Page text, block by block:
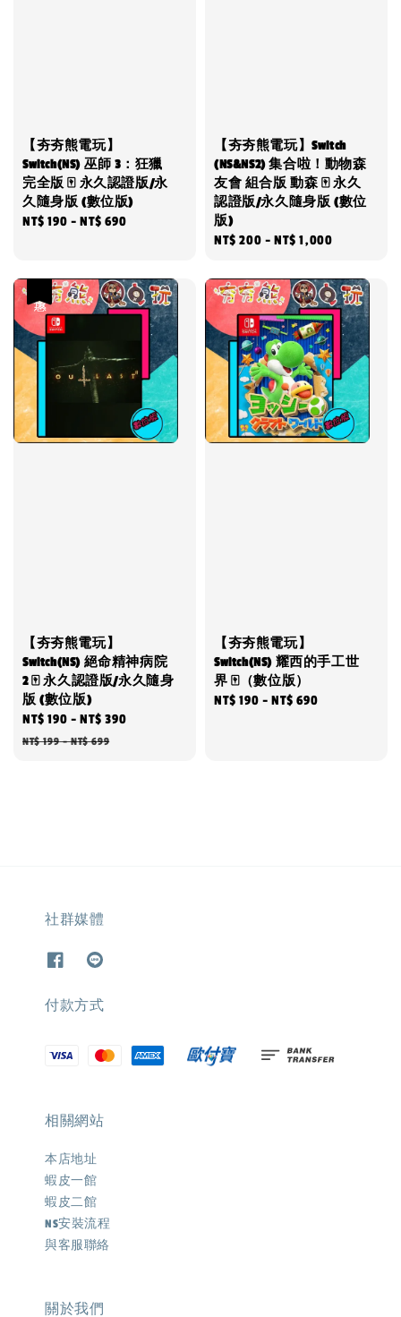
【夯夯熊電玩】
Switch(NS) 巫師 3：狂獵
完全版 🀄 永久認證版/永
久隨身版 (數位版)
Regular
NT$ 190 -NT$ 690
【夯夯熊電玩】Switch
(NS&NS2) 集合啦！動物森
友會 組合版 動森 🀄 永久
認證版/永久隨身版 (數位
版)
Regular
NT$ 200 -NT$ 1,000
【夯夯熊電玩】
Switch(NS) 絕命精神病院
2 🀄 永久認證版/永久隨身
版 (數位版)
Sale
price
NT$ 190 -NT$ 390
NT$ 199-NT$ 699
【夯夯熊電玩】
Switch(NS) 耀西的手工世
界 🀄（數位版）
Regular
NT$ 190 -NT$ 690
社群媒體
付款方式
相關網站
本店地址
蝦皮一館
蝦皮二館
NS安裝流程
與客服聯絡
關於我們